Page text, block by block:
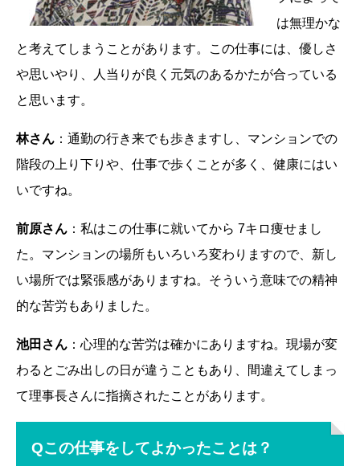
は無理かな
と考えてしまうことがあります。この仕事には、優しさ
や思いやり、人当りが良く元気のあるかたが合っている
と思います。
林さん ：通勤の行き来でも歩きますし、マンションでの
階段の上り下りや、仕事で歩くことが多く、健康にはい
いですね。
前原さん ：私はこの仕事に就いてから 7キロ痩せまし
た。マンションの場所もいろいろ変わりますので、新し
い場所では緊張感がありますね。そういう意味での精神
的な苦労もありました。
池田さん ：心理的な苦労は確かにありますね。現場が変
わるとごみ出しの日が違うこともあり、間違えてしまっ
て理事長さんに指摘されたことがあります。
Qこの仕事をしてよかったことは？